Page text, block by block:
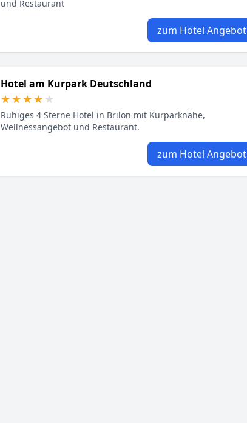
und Restaurant
zum Hotel Angebot
Hotel am Kurpark Deutschland
★★★★★
★★★★★
Ruhiges 4 Sterne Hotel in Brilon mit Kurparknähe,
Wellnessangebot und Restaurant.
zum Hotel Angebot